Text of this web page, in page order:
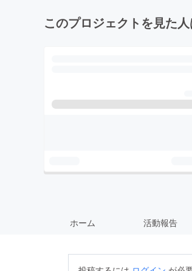
このプロジェクトを見た
ホーム 活動報告